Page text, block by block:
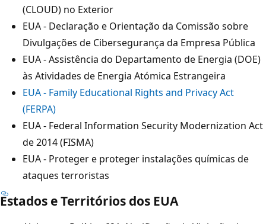
(CLOUD) no Exterior
EUA - Declaração e Orientação da Comissão sobre
Divulgações de Cibersegurança da Empresa Pública
EUA - Assistência do Departamento de Energia (DOE)
às Atividades de Energia Atómica Estrangeira
EUA - Family Educational Rights and Privacy Act
(FERPA)
EUA - Federal Information Security Modernization Act
de 2014 (FISMA)
EUA - Proteger e proteger instalações químicas de
ataques terroristas
Estados e Territórios dos EUA